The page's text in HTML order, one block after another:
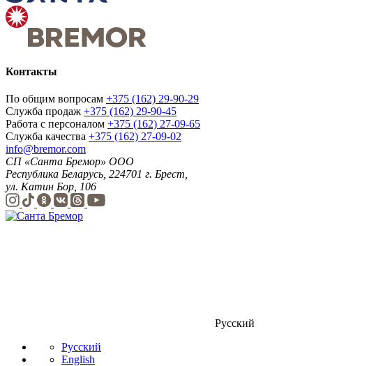
Контакты
По общим вопросам +375 (162) 29-90-29
Служба продаж +375 (162) 29-90-45
Работа с персоналом +375 (162) 27-09-65
Служба качества +375 (162) 27-09-02
info@bremor.com
СП «Санта Бремор» ООО
Республика Беларусь, 224701 г. Брест,
ул. Катин Бор, 106
Русский
Русский
English